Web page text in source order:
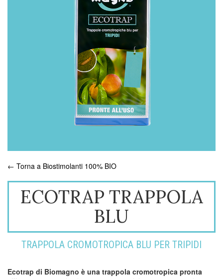
← Torna a Biostimolanti 100% BIO
ECOTRAP TRAPPOLA
BLU
TRAPPOLA CROMOTROPICA BLU PER TRIPIDI
Ecotrap di Biomagno è una trappola cromotropica pronta